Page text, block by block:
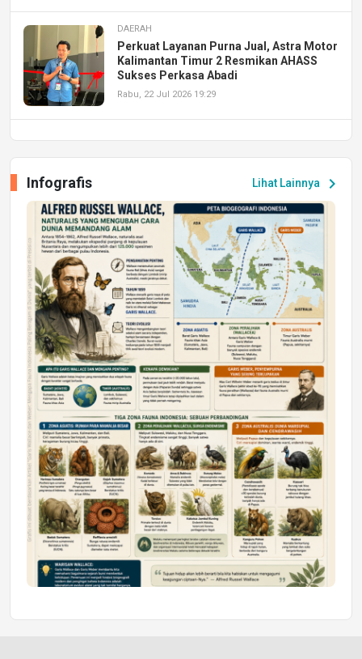
DAERAH
Perkuat Layanan Purna Jual, Astra Motor
Kalimantan Timur 2 Resmikan AHASS
Sukses Perkasa Abadi
Rabu, 22 Jul 2026 19:29
Peluang Kerja dan Magang
Jumat, 17 Jul 2026 22:30
DAERAH
Astra Motor Kalimantan Timur 2 Dukung
Mahasiswa Samarinda dalam Astra
Honda SDGs Future Leaders 2026
Jumat, 10 Jul 2026 19:01
Lihat Lainnya chevron_right
Infografis